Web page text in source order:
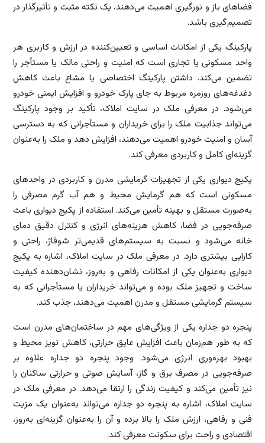
فضاهای باز و نورگیری اهمیت می‌دهند، یک نکته مثبت و تأثیرگذار در
تصمیم‌گیری باشد.
پارکینگ یکی از امکانات اساسی و تعیین‌کننده در ارزش و کاربری هر
واحد مسکونی یا تجاری است که امنیت و راحتی مالک یا مستأجر را
تضمین می‌کند. داشتن پارکینگ اختصاصی یا مشاع باعث کاهش
دغدغه‌های روزمره مربوط به جای پارک خودرو و افزایش ایمنی خودرو
می‌شود. در معرفی ملک در سایت املاک، تأکید بر وجود پارکینگ
می‌تواند جذابیت ملک را برای خریداران و مستأجرانی که به دسترسی
آسان و امنیت خودرو اهمیت می‌دهند، افزایش دهد و ملک را به‌عنوان
گزینه‌ای کامل و کاربردی معرفی کند.
پکیج دیواری یکی از تجهیزات گرمایشی مدرن و کاربردی در واحدهای
مسکونی است که هم گرمایش محیط و هم آب گرم مصرفی را
به‌صورت مستقل و بهینه تأمین می‌کند. استفاده از پکیج دیواری باعث
صرفه‌جویی در فضا، کاهش هزینه‌های انرژی و کنترل دقیق دمای
خانه می‌شود و نسبت به سیستم‌های قدیمی‌تر شوفاژ، راحتی و
کارایی بیشتری دارد. در معرفی ملک در سایت املاک، اشاره به پکیج
دیواری به‌عنوان یکی از امکانات رفاهی و به‌روز، نشان‌دهنده کیفیت
ساخت و تجهیز ملک بوده و می‌تواند خریداران یا مستأجرانی که به
سیستم گرمایشی مستقل و مدرن اهمیت می‌دهند، جذب کند.
پنجره دو جداره یکی از ویژگی‌های مهم در ساختمان‌های مدرن است
که به طور هم‌زمان باعث افزایش عایق حرارتی، کاهش نویز محیط و
بهبود بهره‌وری انرژی می‌شود. وجود پنجره دو جداره علاوه بر
صرفه‌جویی در مصرف برق و گاز، آسایش صوتی و حرارتی ساکنان را
نیز تأمین می‌کند و کیفیت زندگی را ارتقا می‌دهد. در معرفی ملک در
سایت املاک، اشاره به پنجره دو جداره می‌تواند به‌عنوان یک مزیت
فنی و رفاهی، ارزش ملک را بالا برده و آن را به‌عنوان گزینه‌ای به‌روز،
اقتصادی و راحت برای سکونت معرفی کند.